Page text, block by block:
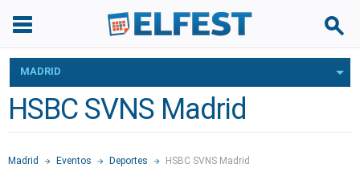
MADRID
HSBC SVNS Madrid
Madrid Eventos Deportes HSBC SVNS Madrid